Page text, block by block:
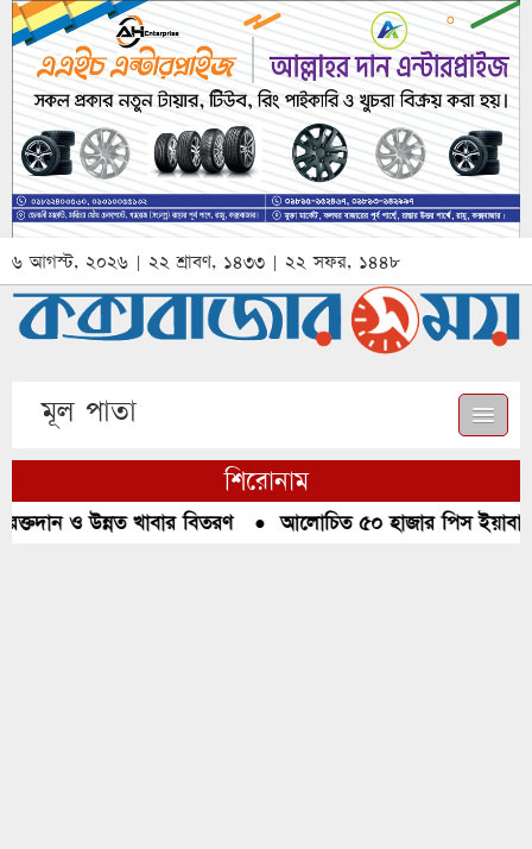
৬ আগস্ট, ২০২৬ | ২২ শ্রাবণ, ১৪৩৩ | ২২ সফর, ১৪৪৮
মূল পাতা
শিরোনাম
ও উন্নত খাবার বিতরণ●আলোচিত ৫০ হাজার পিস ইয়াবা